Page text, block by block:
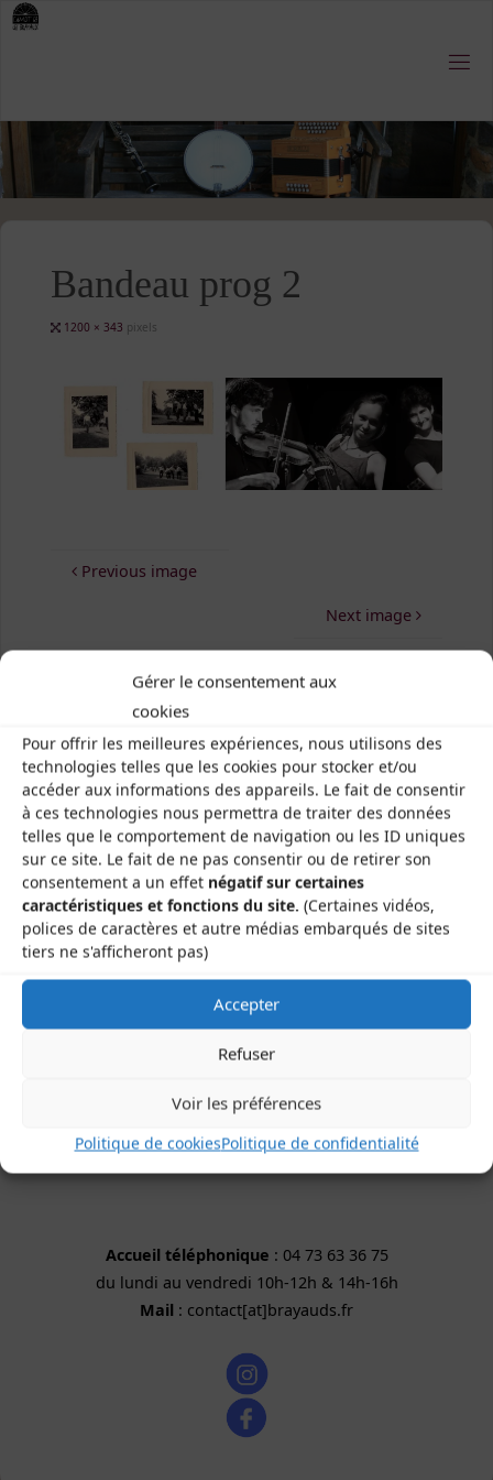
Gérer le consentement aux
cookies
Pour offrir les meilleures expériences, nous utilisons des
technologies telles que les cookies pour stocker et/ou
accéder aux informations des appareils. Le fait de consentir
à ces technologies nous permettra de traiter des données
telles que le comportement de navigation ou les ID uniques
sur ce site. Le fait de ne pas consentir ou de retirer son
consentement a un effet négatif sur certaines
caractéristiques et fonctions du site. (Certaines vidéos,
polices de caractères et autre médias embarqués de sites
tiers ne s'afficheront pas)
Accepter
Refuser
Voir les préférences
Politique de cookiesPolitique de confidentialité
Skip
Bandeau prog 2
Full1200 × 343 pixels
Previous image
Next image
Les Brayauds-CDMDT63
Le Gamounet
40 rue de la République
63200 Saint-Bonnet-près-Riom
Accueil téléphonique : 04 73 63 36 75
du lundi au vendredi 10h-12h & 14h-16h
Mail : contact[at]brayauds.fr